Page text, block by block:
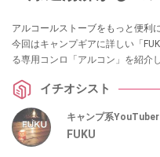
アルコールストーブをもっと便利
今回はキャンプギアに詳しい「
る専用コンロ「アルコン」を紹介
イチオシスト
キャンプ系YouTuber
FUKU